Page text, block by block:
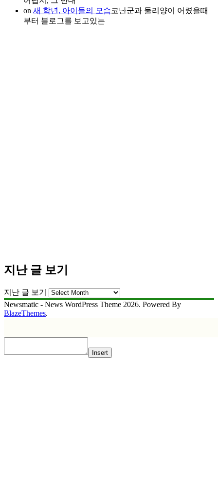
on 새 학년, 아이들의 모습코난군과 둘리양이 어렸을때
부터 블로그를 보고있는
지난 글 보기
지난 글 보기
Newsmatic - News WordPress Theme 2026. Powered By
BlazeThemes.
Insert